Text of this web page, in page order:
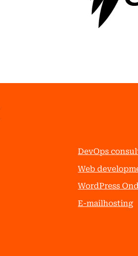
DevOps
Web
WordPress
E-mailhosting